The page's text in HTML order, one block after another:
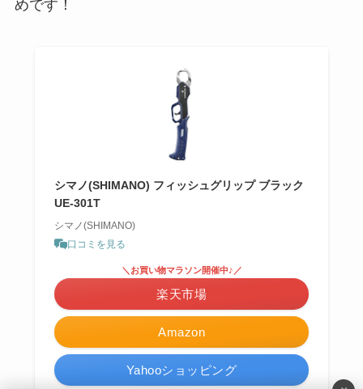
めです！
シマノ(SHIMANO) フィッシュグリップ ブラック
UE-301T
シマノ(SHIMANO)
口コミを見る
Amazon
＼お買い物マラソン開催中♪／
楽天市場
Yahooショッピング